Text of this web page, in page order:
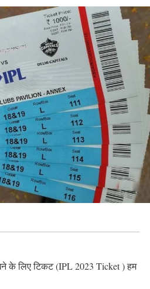
के लिए टिकट (IPL 2023 Ticket ) हम